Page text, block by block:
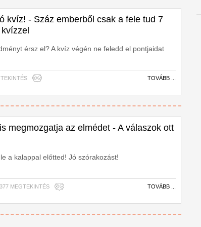
kvíz! - Száz emberből csak a fele tud 7
érsz el? A kvíz végén ne feledd el pontjaidat
TOVÁBB ...
megmozgatja az elmédet - A válaszok ott
a kalappal előtted! Jó szórakozást!
MEGTEKINTÉS TOVÁBB ...